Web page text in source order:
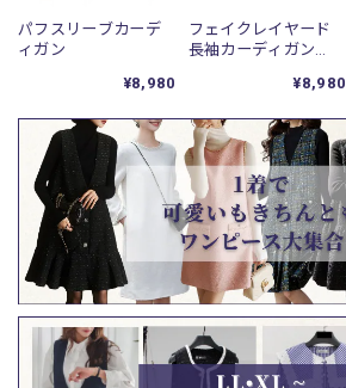
パフスリーブカーデ
ィガン
¥8,980
フェイクレイヤード
長袖カーディガン
¥8,980